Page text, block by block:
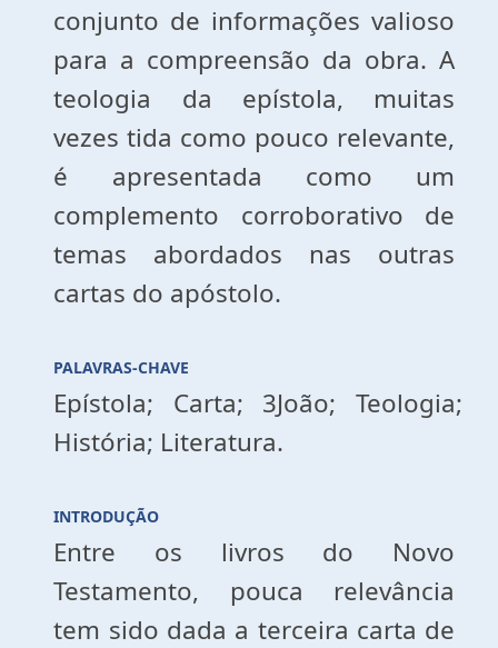
conjunto de informações valioso
para a compreensão da obra. A
teologia da epístola, muitas
vezes tida como pouco relevante,
é apresentada como um
complemento corroborativo de
temas abordados nas outras
cartas do apóstolo.
PALAVRAS-CHAVE
Epístola; Carta; 3João; Teologia;
História; Literatura.
INTRODUÇÃO
Entre os livros do Novo
Testamento, pouca relevância
tem sido dada a terceira carta de